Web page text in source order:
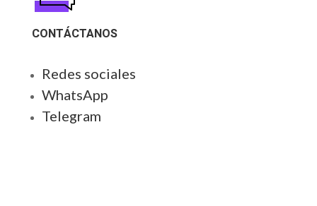
CONTÁCTANOS
Redes sociales
WhatsApp
Telegram